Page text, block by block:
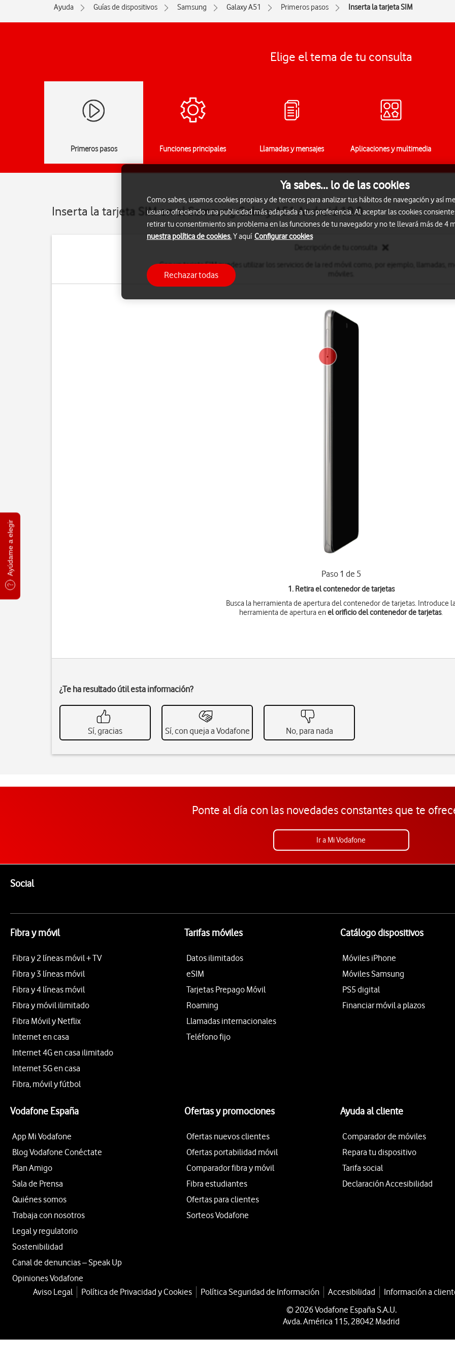
Ayúdame a elegir
Ayuda Guías de dispositivos Samsung Galaxy A51 Primeros pasos Inserta la tarjeta SIM
Elige el tema de tu consulta
Primeros pasos Funciones principales Llamadas y mensajes Aplicaciones y multimedia
Inserta la tarjeta SIM en el Samsung Galaxy A51 Android 10.0
Con un tarjeta SIM puedes utilizar los servicios de la red móvil como, por ejemplo, llamadas,
Paso 1 de 5
1. Retira el contenedor de tarjetas
Busca la herramienta de apertura del contenedor de tarjetas. Introduce
herramienta de apertura enel orificio del contenedor de tarjetas.
¿Te ha resultado útil esta información?
Sí, gracias Sí, con queja a Vodafone No, para nada
Ponte al día con las novedades constantes que te
Ir a Mi Vodafone
SocialEnlaces a las redes sociales de Vodafone
Fibra y móvil
Fibra y 2 líneas móvil + TV
Fibra y 3 líneas móvil
Fibra y 4 líneas móvil
Fibra y móvil ilimitado
Fibra Móvil y Netflix
Internet en casa
Internet 4G en casa ilimitado
Internet 5G en casa
Fibra, móvil y fútbol
Tarifas móviles
Datos ilimitados
eSIM
Tarjetas Prepago Móvil
Roaming
Llamadas internacionales
Teléfono fijo
Catálogo dispositivos
Móviles iPhone
Móviles Samsung
PS5 digital
Financiar móvil a plazos
Vodafone España
App Mi Vodafone
Blog Vodafone Conéctate
Plan Amigo
Sala de Prensa
Quiénes somos
Trabaja con nosotros
Legal y regulatorio
Sostenibilidad
Canal de denuncias – Speak Up
Opiniones Vodafone
Ofertas y promociones
Ofertas nuevos clientes
Ofertas portabilidad móvil
Comparador fibra y móvil
Fibra estudiantes
Ofertas para clientes
Sorteos Vodafone
Ayuda al cliente
Comparador de móviles
Repara tu dispositivo
Tarifa social
Declaración Accesibilidad
Aviso Legal Política de Privacidad y Cookies Política Seguridad de Información Accesibilidad Información a
© 2026 Vodafone España S.A.U.
Avda. América 115, 28042 Madrid
Ya sabes... lo de las cookies
Como sabes, usamos cookies propias y de terceros para analizar tus hábitos de navegación y así
usuario ofreciendo una publicidad más adaptada a tus preferencia. Al aceptar las cookies
retirar tu consentimiento sin problema en las funciones de tu navegador y no te llevará más de 4
nuestra política de cookies.Y aquí Configurar cookies
Rechazar todas